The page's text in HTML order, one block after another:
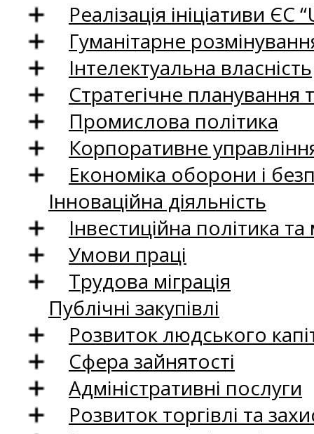
Реалізація ініціативи ЄС
Гуманітарне
Інтелектуальна власність
Стратегічне
Промислова політика
Корпоративне
Економіка оборони і
Інноваційна діяльність
Інвестиційна політика
Умови праці
Трудова міграція
Публічні закупівлі
Розвиток людського
Сфера зайнятості
Адміністративні послуги
Розвиток торгівлі та